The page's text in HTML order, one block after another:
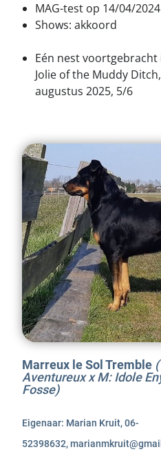
MAG-test op 14/04/2024
Shows: akkoord
Eén nest
Jolie of the Muddy
augustus 2025, 5/6
​Marreux le Sol Tremble
Aventureux x M: Idole
Fosse)
Eigenaar: Marian Kruit, 06-
52398632,